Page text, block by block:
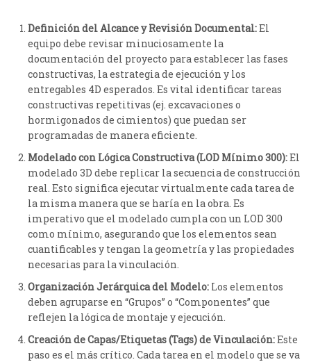
Definición del Alcance y Revisión Documental:El
equipo debe revisar minuciosamente la
documentación del proyecto para establecer las fases
constructivas, la estrategia de ejecución y los
entregables 4D esperados. Es vital identificar tareas
constructivas repetitivas (ej. excavaciones o
hormigonados de cimientos) que puedan ser
programadas de manera eficiente.
Modelado con Lógica Constructiva (LOD Mínimo 300):El
modelado 3D debe replicar la secuencia de construcción
real. Esto significa ejecutar virtualmente cada tarea de
la misma manera que se haría en la obra. Es
imperativo que el modelado cumpla con un LOD 300
como mínimo, asegurando que los elementos sean
cuantificables y tengan la geometría y las propiedades
necesarias para la vinculación.
Organización Jerárquica del Modelo: Los elementos
deben agruparse en “Grupos” o “Componentes” que
reflejen la lógica de montaje y ejecución.
Creación de Capas/Etiquetas (Tags) de Vinculación:Este
paso es el más crítico. Cada tarea en el modelo que se va